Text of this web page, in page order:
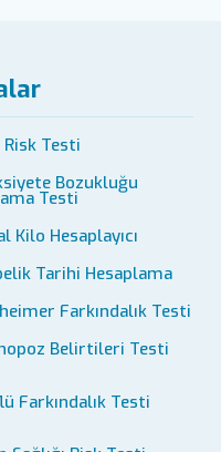
Risk Testi
Bozukluğu
Testi
Kilo Hesaplayıcı
Tarihi Hesaplama
Farkındalık Testi
Belirtileri Testi
Farkındalık Testi